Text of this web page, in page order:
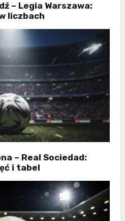
– Legia Warszawa:
liczbach
– Real Sociedad:
i tabel